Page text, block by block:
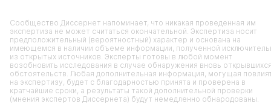
Сообщество Диссернет напоминает, что никакая проведенная им
экспертиза не может считаться окончательной. Экспертиза носит
предположительный (вероятностный) характер и основана на
имеющемся в наличии объеме информации, полученной
из открытых источников. Эксперты готовы в любой момент
возобновить исследования в случае обнаружения вновь
обстоятельств. Любая дополнительная информация, могущая
на экспертизу, будет с благодарностью принята и проверена в
кратчайшие сроки, а результаты такой дополнительной проверки
(мнения экспертов Диссернета) будут немедленно обнародованы.